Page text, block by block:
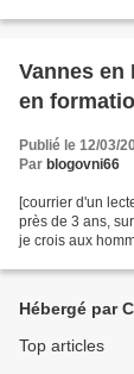
Vannes en
en
Publié le 12/03/
Par blogovni66
[courrier d'un
près de 3 ans,
je crois aux
Hébergé par
Top articles